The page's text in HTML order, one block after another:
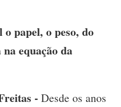
papel, o peso, do
equação da
- Desde os anos